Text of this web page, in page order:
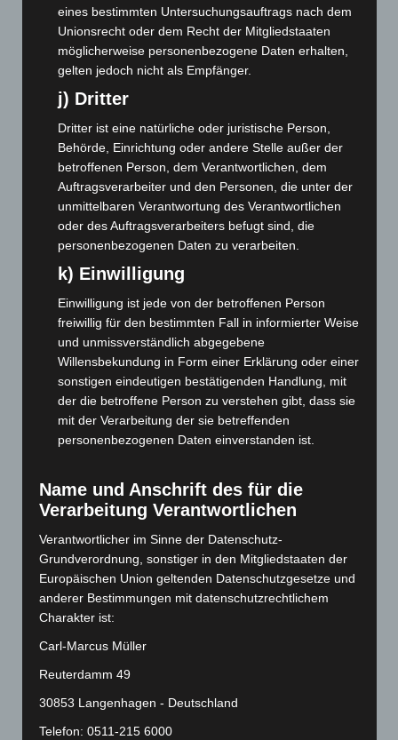
Februar 2025
(96)
Januar 2025(88)
Dezember 2024(89)
November 2024(94)
Oktober 2024 (93)
September 2024(112)
August 2024(107)
Juli 2024(89)
Juni 2024 (107)
Mai 2024
(149)
April 2024
März 2024(103)
Februar 2024(103)
Januar 2024(111)
Dezember 2023(130)
November 2023(130)
Oktober 2023(114)
August 2023(134)
Juni 2023(142)
Mai 2023(139)
April 2023
(155)
Dezember 2022
(130)
eines bestimmten Untersuchungsauftrags nach dem
Unionsrecht oder dem Recht der Mitgliedstaaten
möglicherweise personenbezogene Daten erhalten,
gelten jedoch nicht als Empfänger.
j) Dritter
Dritter ist eine natürliche oder juristische Person,
Behörde, Einrichtung oder andere Stelle außer der
betroffenen Person, dem Verantwortlichen, dem
Auftragsverarbeiter und den Personen, die unter der
unmittelbaren Verantwortung des Verantwortlichen
oder des Auftragsverarbeiters befugt sind, die
personenbezogenen Daten zu verarbeiten.
k) Einwilligung
Einwilligung ist jede von der betroffenen Person
freiwillig für den bestimmten Fall in informierter Weise
und unmissverständlich abgegebene
Willensbekundung in Form einer Erklärung oder einer
sonstigen eindeutigen bestätigenden Handlung, mit
der die betroffene Person zu verstehen gibt, dass sie
mit der Verarbeitung der sie betreffenden
personenbezogenen Daten einverstanden ist.
Name und Anschrift des für die
Verarbeitung Verantwortlichen
Verantwortlicher im Sinne der Datenschutz-
Grundverordnung, sonstiger in den Mitgliedstaaten der
Europäischen Union geltenden Datenschutzgesetze und
anderer Bestimmungen mit datenschutzrechtlichem
Charakter ist:
Carl-Marcus Müller
Reuterdamm 49
30853 Langenhagen - Deutschland
Telefon: 0511-215 6000